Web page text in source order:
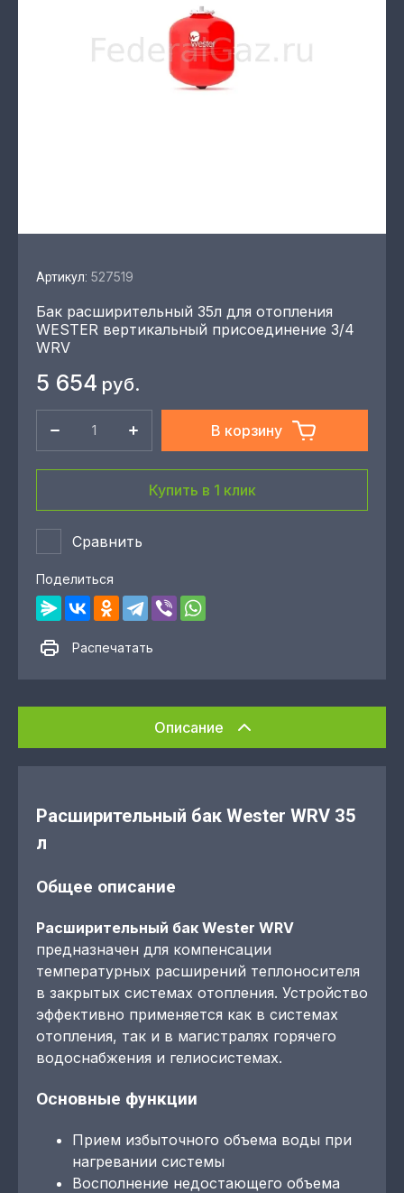
Артикул: 527519
Бак расширительный 35л для отопления
WESTER вертикальный присоединение 3/4
WRV
5 654 руб.
В корзину
Купить в 1 клик
Сравнить
Поделиться
Распечатать
Описание
Расширительный бак Wester WRV 35
л
Общее описание
Расширительный бак Wester WRV
предназначен для компенсации
температурных расширений теплоносителя
в закрытых системах отопления. Устройство
эффективно применяется как в системах
отопления, так и в магистралях горячего
водоснабжения и гелиосистемах.
Основные функции
Прием избыточного объема воды при
нагревании системы
Восполнение недостающего объема